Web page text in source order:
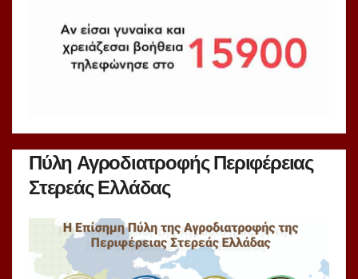
Πύλη Αγροδιατροφής Περιφέρειας
Στερεάς Ελλάδας